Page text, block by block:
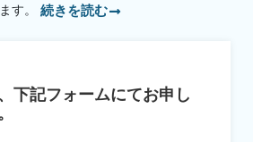
す。 続きを読む
下記フォームにてお申し